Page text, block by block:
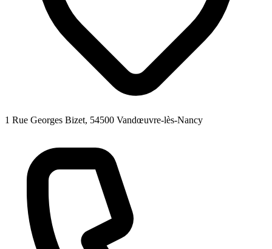
1 Rue Georges Bizet, 54500 Vandœuvre-lès-Nancy